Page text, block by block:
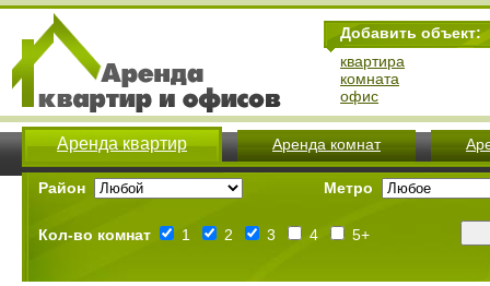
Добавить объект:
квартира
комната
офис
Аренда квартир Аренда комнат
Район Метро
Кол-во комнат 1 2 3 4 5+